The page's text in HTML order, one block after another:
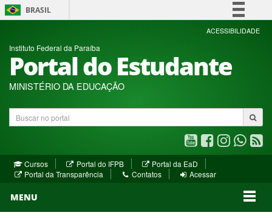
BRASIL
Simplifique!
Participe
ACESSIBILIDADE
Instituto Federal da Paraíba
Portal do Estudante
MINISTÉRIO DA EDUCAÇÃO
Buscar
no
Youtube
(abre
em
Facebook
(abre
Instagram
(abre
janela)
(abre
janela)
Cursos Portal do IFPB(abre
em
Portal da EaD
em
Portal da Transparência Contatos Acessar
MENU